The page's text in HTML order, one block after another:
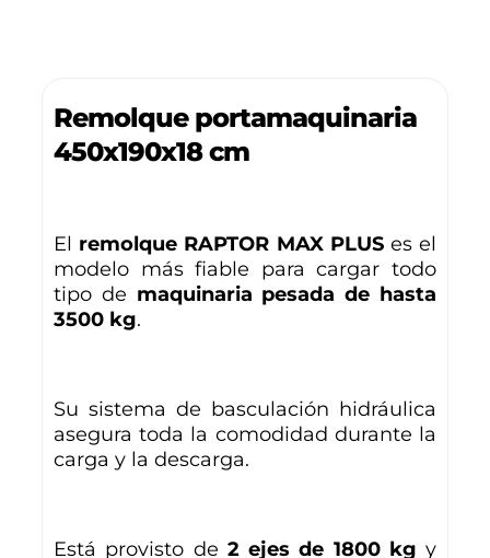
Remolque portamaquinaria
450x190x18 cm
El remolque RAPTOR MAX PLUSes el
modelo más fiable para cargar todo
tipo de maquinaria pesada de hasta
3500 kg.
Su sistema de basculación hidráulica
asegura toda la comodidad durante la
carga y la descarga.
Está provisto de 2 ejes de 1800 kg y